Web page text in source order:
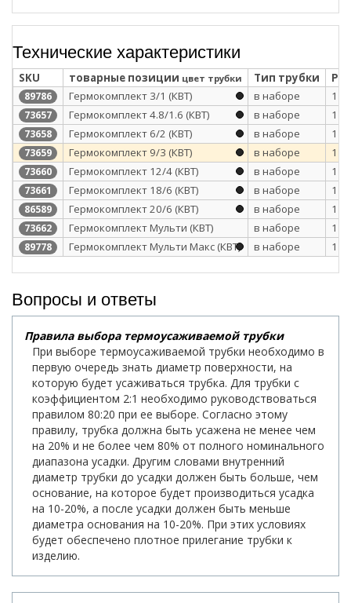
Технические характеристики
SKU товарные позиции цвет трубки Тип трубки
89786 Гермокомплект 3/1 (КВТ) в наборе 1
73657 Гермокомплект 4.8/1.6 (КВТ) в наборе 1
73658 Гермокомплект 6/2 (КВТ) в наборе 1
73659 Гермокомплект 9/3 (КВТ) в наборе 1
73660 Гермокомплект 12/4 (КВТ) в наборе 1
73661 Гермокомплект 18/6 (КВТ) в наборе 1
86589 Гермокомплект 20/6 (КВТ) в наборе 1
73662 Гермокомплект Мульти (КВТ) в наборе 1
89778 Гермокомплект Мульти Макс (КВТ) в наборе 1
Вопросы и ответы
Правила выбора термоусаживаемой трубки
При выборе термоусаживаемой трубки необходимо в
первую очередь знать диаметр поверхности, на
которую будет усаживаться трубка. Для трубки с
коэффициентом 2:1 необходимо руководствоваться
правилом 80:20 при ее выборе. Согласно этому
правилу, трубка должна быть усажена не менее чем
на 20% и не более чем 80% от полного номинального
диапазона усадки. Другим словами внутренний
диаметр трубки до усадки должен быть больше, чем
основание, на которое будет производиться усадка
на 10-20%, а после усадки должен быть меньше
диаметра основания на 10-20%. При этих условиях
будет обеспечено плотное прилегание трубки к
изделию.